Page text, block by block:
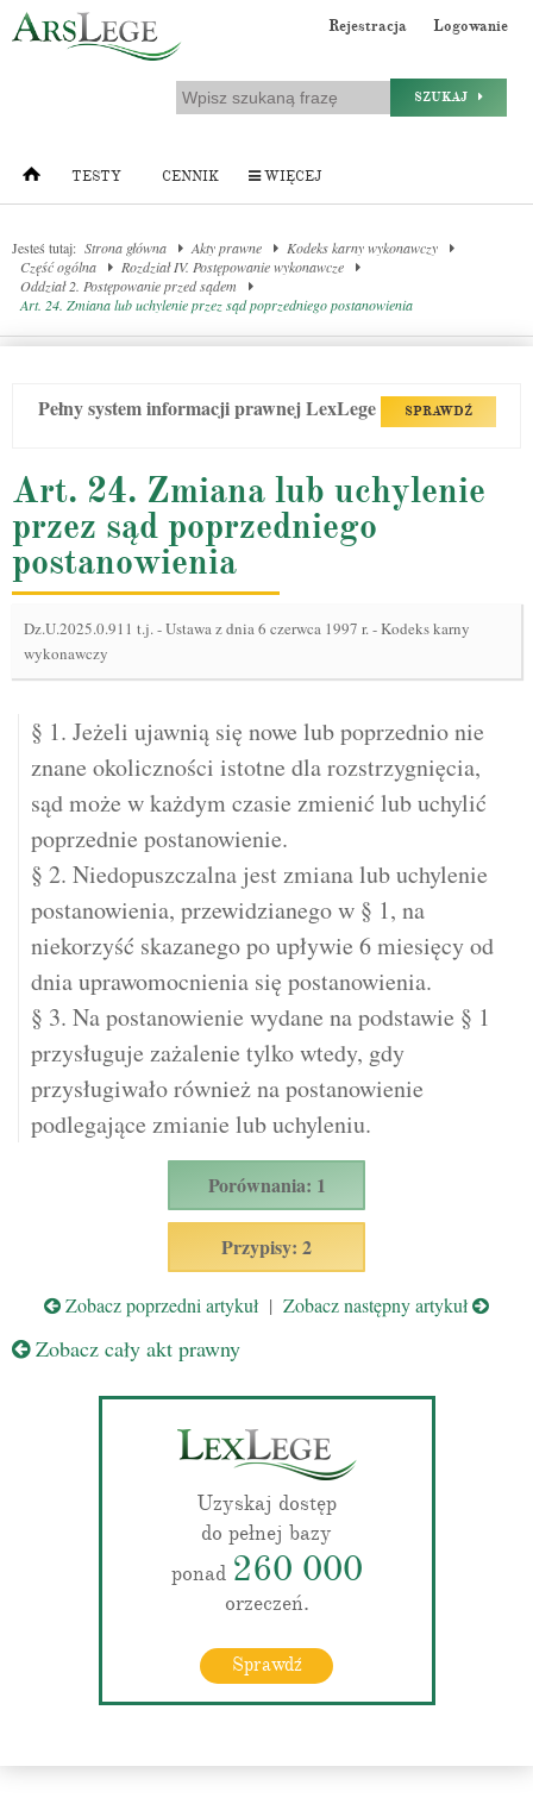
Rejestracja Logowanie
SZUKAJ
TESTY CENNIK WIĘCEJ
Jesteś tutaj: Strona główna Akty prawne
Kodeks karny wykonawczy
Część ogólna
Rozdział IV. Postępowanie wykonawcze
Oddział 2. Postępowanie przed sądem
Art. 24. Zmiana lub uchylenie przez sąd poprzedniego postanowienia
Pełny system informacji prawnej LexLege SPRAWDŹ
Art. 24. Zmiana lub uchylenie
przez sąd poprzedniego
postanowienia
Dz.U.2025.0.911 t.j.-Ustawa z dnia 6 czerwca 1997 r. - Kodeks karny
wykonawczy
§ 1. Jeżeli ujawnią się nowe lub poprzednio nie
znane okoliczności istotne dla rozstrzygnięcia,
sąd może w każdym czasie zmienić lub uchylić
poprzednie postanowienie.
§ 2. Niedopuszczalna jest zmiana lub uchylenie
postanowienia, przewidzianego w § 1, na
niekorzyść skazanego po upływie 6 miesięcy od
dnia uprawomocnienia się postanowienia.
§ 3. Na postanowienie wydane na podstawie § 1
przysługuje zażalenie tylko wtedy, gdy
przysługiwało również na postanowienie
podlegające zmianie lub uchyleniu.
Porównania: 1
Przypisy: 2
Zobacz poprzedni artykuł | Zobacz następny artykuł
Zobacz cały akt prawny
Uzyskaj dostęp
do pełnej bazy
ponad 260 000
orzeczeń.
Sprawdź